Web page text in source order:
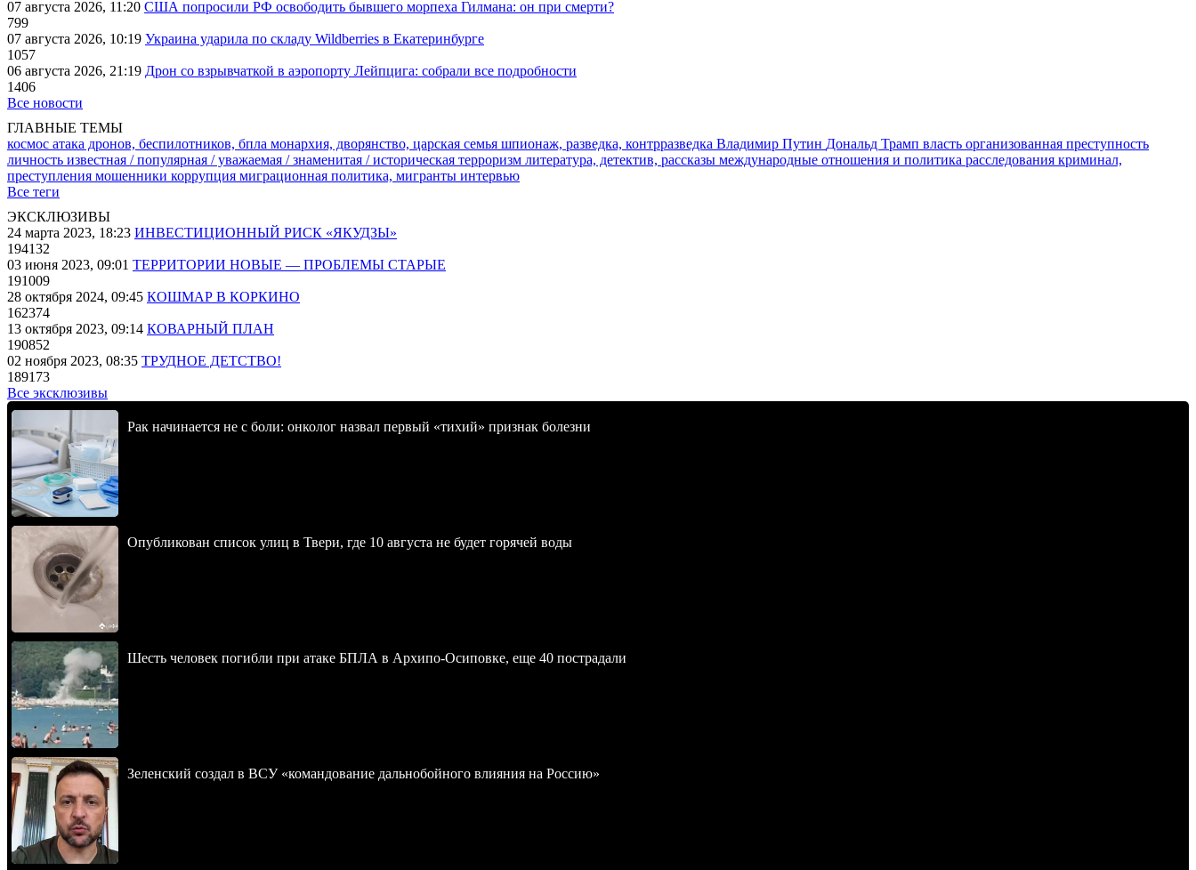
07 августа 2026, 11:20 США попросили РФ освободить бывшего морпеха Гилмана: он при смерти?
799
07 августа 2026, 10:19 Украина ударила по складу Wildberries в Екатеринбурге
1057
06 августа 2026, 21:19 Дрон со взрывчаткой в аэропорту Лейпцига: собрали все подробности
1406
Все новости
ГЛАВНЫЕ ТЕМЫ
космос атака дронов, беспилотников, бпла монархия, дворянство, царская семья шпионаж, разведка, контрразведка Владимир Путин Дональд Трамп власть организованная преступность
личность известная / популярная / уважаемая / знаменитая / историческая терроризм литература, детектив, рассказы международные отношения и политика расследования криминал,
преступления мошенники коррупция миграционная политика, мигранты интервью
Все теги
ЭКСКЛЮЗИВЫ
24 марта 2023, 18:23 ИНВЕСТИЦИОННЫЙ РИСК «ЯКУДЗЫ»
194132
03 июня 2023, 09:01 ТЕРРИТОРИИ НОВЫЕ — ПРОБЛЕМЫ СТАРЫЕ
191009
28 октября 2024, 09:45 КОШМАР В КОРКИНО
162374
13 октября 2023, 09:14 КОВАРНЫЙ ПЛАН
190852
02 ноября 2023, 08:35 ТРУДНОЕ ДЕТСТВО!
189173
Все эксклюзивы
Рак начинается не с боли: онколог назвал первый «тихий» признак болезни
Опубликован список улиц в Твери, где 10 августа не будет горячей воды
Шесть человек погибли при атаке БПЛА в Архипо-Осиповке, еще 40 пострадали
Зеленский создал в ВСУ «командование дальнобойного влияния на Россию»